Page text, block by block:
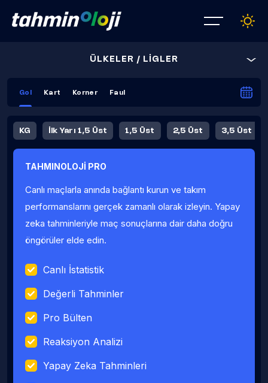
ÜLKELER / LİGLER
Gol Kart Korner Faul
KG İlk Yarı 1,5 Üst 1,5 Üst 2,5 Üst 3,5 Üst
Fauller Ortalama
TAHMINOLOJİ PRO
Canlı maçlarla anında bağlantı kurun ve takım
performanslarını gerçek zamanlı olarak izleyin. Yapay
zeka tahminleriyle maç sonuçlarına dair daha doğru
öngörüler elde edin.
Canlı İstatistik
Değerli Tahminler
Pro Bülten
Reaksiyon Analizi
Yapay Zeka Tahminleri